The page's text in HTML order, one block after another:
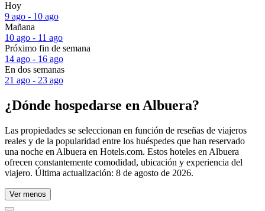
Hoy
9 ago - 10 ago
Mañana
10 ago - 11 ago
Próximo fin de semana
14 ago - 16 ago
En dos semanas
21 ago - 23 ago
¿Dónde hospedarse en Albuera?
Las propiedades se seleccionan en función de reseñas de viajeros
reales y de la popularidad entre los huéspedes que han reservado
una noche en Albuera en Hotels.com. Estos hoteles en Albuera
ofrecen constantemente comodidad, ubicación y experiencia del
viajero. Última actualización: 8 de agosto de 2026.
Ver menos